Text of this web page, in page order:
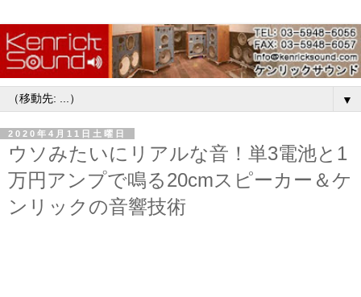
▼
2020年4月11日土曜日
ウソみたいにリアルな音！単3電池と1
万円アンプで鳴る20cmスピーカー＆ケ
ンリックの音響技術